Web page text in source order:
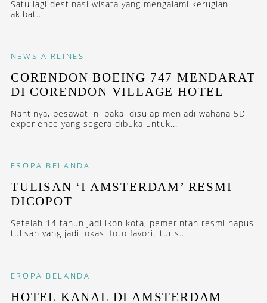
Satu lagi destinasi wisata yang mengalami kerugian
akibat...
NEWS AIRLINES
CORENDON BOEING 747 MENDARAT
DI CORENDON VILLAGE HOTEL
Nantinya, pesawat ini bakal disulap menjadi wahana 5D
experience yang segera dibuka untuk...
EROPA BELANDA
TULISAN ‘I AMSTERDAM’ RESMI
DICOPOT
Setelah 14 tahun jadi ikon kota, pemerintah resmi hapus
tulisan yang jadi lokasi foto favorit turis...
EROPA BELANDA
HOTEL KANAL DI AMSTERDAM